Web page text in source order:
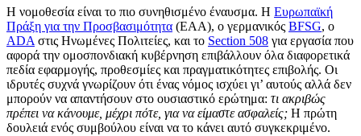
Η νομοθεσία είναι το πιο συνηθισμένο έναυσμα. Η Ευρωπαϊκή
Πράξη για την Προσβασιμότητα (EAA), ο γερμανικός BFSG, ο
ADA στις Ηνωμένες Πολιτείες, και το Section 508 για εργασία που
αφορά την ομοσπονδιακή κυβέρνηση επιβάλλουν όλα διαφορετικά
πεδία εφαρμογής, προθεσμίες και πραγματικότητες επιβολής. Οι
ιδρυτές συχνά γνωρίζουν ότι ένας νόμος ισχύει γι’ αυτούς αλλά δεν
μπορούν να απαντήσουν στο ουσιαστικό ερώτημα: τι ακριβώς
πρέπει να κάνουμε, μέχρι πότε, για να είμαστε ασφαλείς; Η πρώτη
δουλειά ενός συμβούλου είναι να το κάνει αυτό συγκεκριμένο.